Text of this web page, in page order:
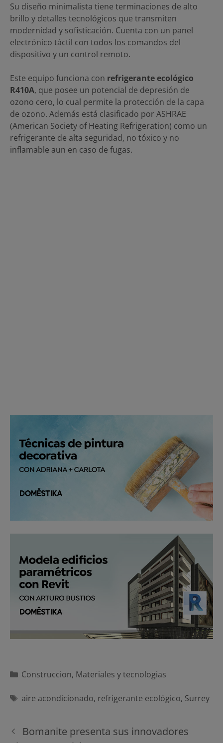
Su diseño minimalista tiene terminaciones de alto
brillo y detalles tecnológicos que transmiten
modernidad y sofisticación. Cuenta con un panel
electrónico táctil con todos los comandos del
dispositivo y un control remoto.
Este equipo funciona con refrigerante ecológico
R410A, que posee un potencial de depresión de
ozono cero, lo cual permite la protección de la capa
de ozono. Además está clasificado por ASHRAE
(American Society of Heating Refrigeration) como un
refrigerante de alta seguridad, no tóxico y no
inflamable aun en caso de fugas.
Categorías
Construccion, Materiales y tecnologias
Etiquetas
aire acondicionado, refrigerante ecológico, Surrey
Navegación
Bomanite presenta sus innovadores